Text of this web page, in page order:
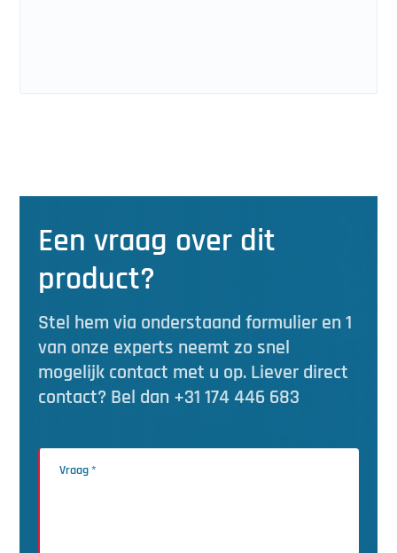
Een vraag over dit
product?
Stel hem via onderstaand formulier en 1
van onze experts neemt zo snel
mogelijk contact met u op. Liever direct
contact? Bel dan +31 174 446 683